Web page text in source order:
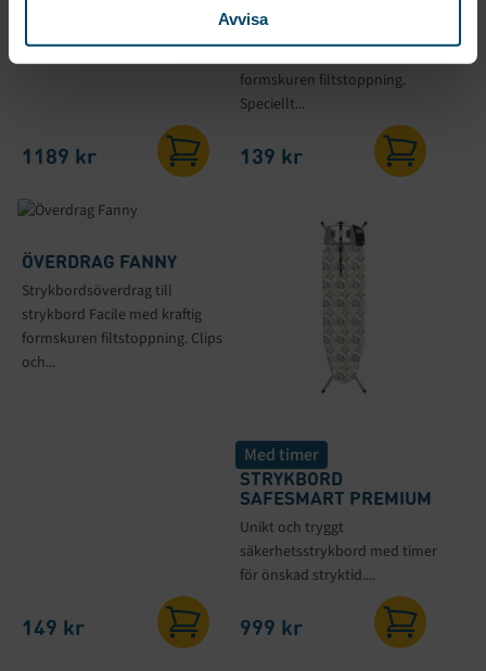
Avvisa
avlastningsyta för ångstationer.
1189 kr
Strykbordsöverdrag med
värmereflekterande
formskuren filtstoppning.
Speciellt...
139 kr
ÖVERDRAG FANNY
Strykbordsöverdrag till
strykbord Facile med kraftig
formskuren filtstoppning. Clips
och...
149 kr
Med timer
STRYKBORD
SAFESMART PREMIUM
Unikt och tryggt
säkerhetsstrykbord med timer
för önskad stryktid....
999 kr